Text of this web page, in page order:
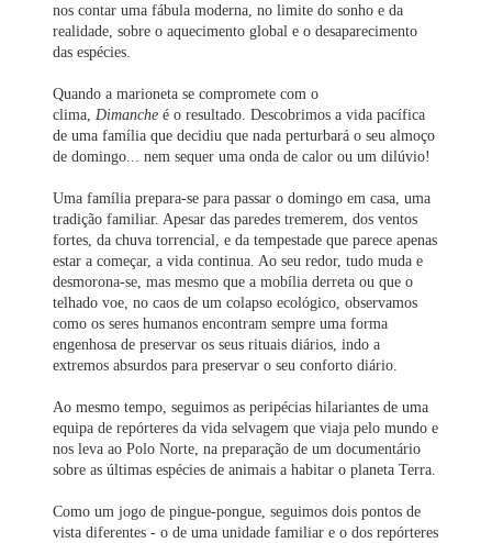
nos contar uma fábula moderna, no limite do sonho e da
realidade, sobre o aquecimento global e o desaparecimento
das espécies.
Quando a marioneta se compromete com o
clima, Dimanche é o resultado. Descobrimos a vida pacífica
de uma família que decidiu que nada perturbará o seu almoço
de domingo... nem sequer uma onda de calor ou um dilúvio!
Uma família prepara-se para passar o domingo em casa, uma
tradição familiar. Apesar das paredes tremerem, dos ventos
fortes, da chuva torrencial, e da tempestade que parece apenas
estar a começar, a vida continua. Ao seu redor, tudo muda e
desmorona-se, mas mesmo que a mobília derreta ou que o
telhado voe, no caos de um colapso ecológico, observamos
como os seres humanos encontram sempre uma forma
engenhosa de preservar os seus rituais diários, indo a
extremos absurdos para preservar o seu conforto diário.
Ao mesmo tempo, seguimos as peripécias hilariantes de uma
equipa de repórteres da vida selvagem que viaja pelo mundo e
nos leva ao Polo Norte, na preparação de um documentário
sobre as últimas espécies de animais a habitar o planeta Terra.
Como um jogo de pingue-pongue, seguimos dois pontos de
vista diferentes - o de uma unidade familiar e o dos repórteres